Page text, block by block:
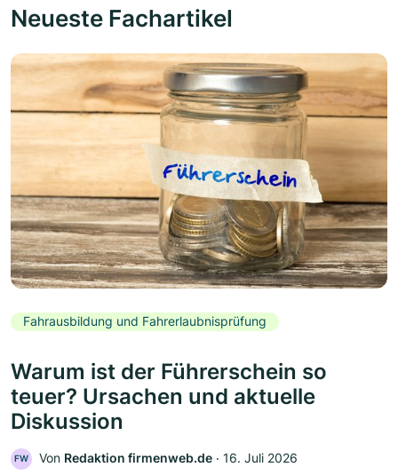
Neueste Fachartikel
Fahrausbildung und Fahrerlaubnisprüfung
Warum ist der Führerschein so
teuer? Ursachen und aktuelle
Diskussion
FW Von Redaktion firmenweb.de ‧ 16. Juli 2026